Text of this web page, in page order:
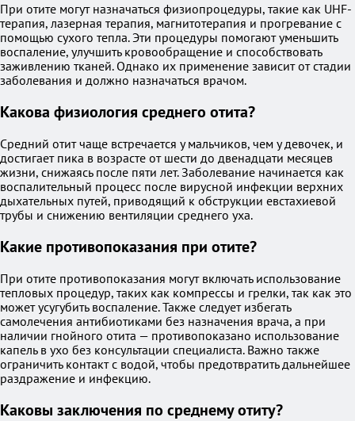
При отите могут назначаться физиопроцедуры, такие как UHF-
терапия, лазерная терапия, магнитотерапия и прогревание с
помощью сухого тепла. Эти процедуры помогают уменьшить
воспаление, улучшить кровообращение и способствовать
заживлению тканей. Однако их применение зависит от стадии
заболевания и должно назначаться врачом.
Какова физиология среднего отита?
Средний отит чаще встречается у мальчиков, чем у девочек, и
достигает пика в возрасте от шести до двенадцати месяцев
жизни, снижаясь после пяти лет. Заболевание начинается как
воспалительный процесс после вирусной инфекции верхних
дыхательных путей, приводящий к обструкции евстахиевой
трубы и снижению вентиляции среднего уха.
Какие противопоказания при отите?
При отите противопоказания могут включать использование
тепловых процедур, таких как компрессы и грелки, так как это
может усугубить воспаление. Также следует избегать
самолечения антибиотиками без назначения врача, а при
наличии гнойного отита — противопоказано использование
капель в ухо без консультации специалиста. Важно также
ограничить контакт с водой, чтобы предотвратить дальнейшее
раздражение и инфекцию.
Каковы заключения по среднему отиту?